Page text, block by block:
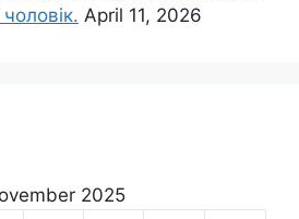
April 11, 2026
2025